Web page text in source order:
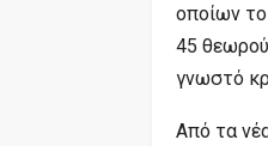
οποίων
45
γνωστό
Από τα